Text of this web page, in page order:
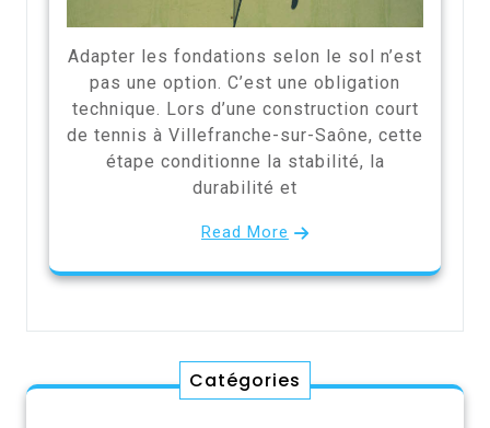
Adapter les fondations selon le sol n’est
pas une option. C’est une obligation
technique. Lors d’une construction court
de tennis à Villefranche-sur-Saône, cette
étape conditionne la stabilité, la
durabilité et
Read More
Catégories